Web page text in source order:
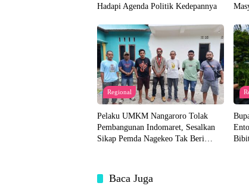
Hadapi Agenda Politik Kedepannya
Regional
Pelaku UMKM Nangaroro Tolak
Pembangunan Indomaret, Sesalkan
Sikap Pemda Nagekeo Tak Beri
Baca Juga